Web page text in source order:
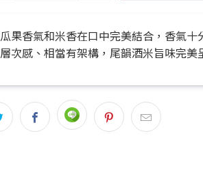
瓜果香氣和米香在口中完美結合，香氣
層次感、相當有架構，尾韻酒米旨味完美